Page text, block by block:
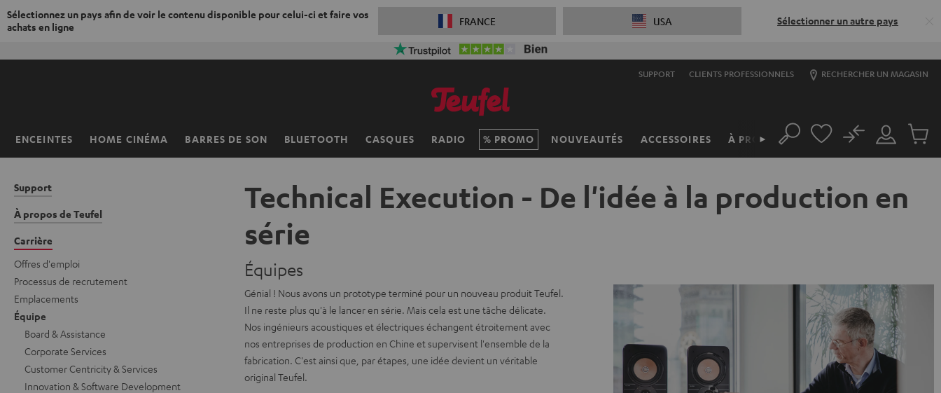
Sélectionnez un pays afin de voir le contenu disponible pour celui-ci et faire vos
achats en ligne
FRANCE USA Sélectionner un autre pays
SUPPORT CLIENTS PROFESSIONNELS RECHERCHER UN MAGASIN
ENCEINTES HOME CINÉMA BARRES DE SON BLUETOOTH CASQUES RADIO PROMO NOUVEAUTÉS ACCESSOIRES À PROPOS
►
Page
Rechercher
Mon
compte
No
Support
À propos de Teufel
Carrière
Offres d'emploi
Processus de recrutement
Emplacements
Équipe
Board & Assistance
Corporate Services
Customer Centricity & Services
Innovation & Software Development
Technical Execution - De l'idée à la production en
série
Équipes
Génial ! Nous avons un prototype terminé pour un nouveau produit Teufel.
Il ne reste plus qu'à le lancer en série. Mais cela est une tâche délicate.
Nos ingénieurs acoustiques et électriques échangent étroitement avec
nos entreprises de production en Chine et supervisent l'ensemble de la
fabrication. C'est ainsi que, par étapes, une idée devient un véritable
original Teufel.